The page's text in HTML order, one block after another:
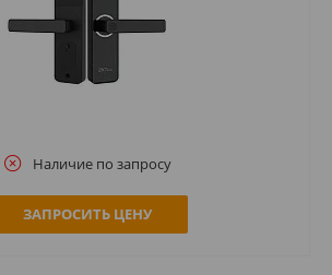
Наличие по запросу
ЗАПРОСИТЬ ЦЕНУ